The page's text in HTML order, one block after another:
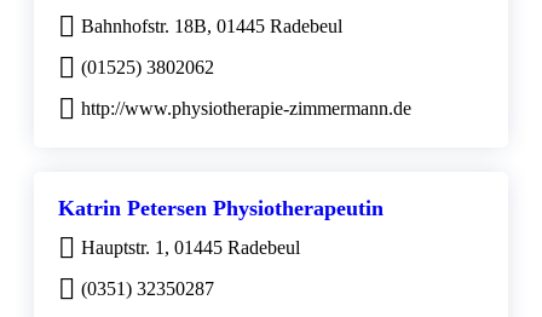
Bahnhofstr. 18B, 01445 Radebeul
(01525) 3802062
http://www.physiotherapie-zimmermann.de
Katrin Petersen Physiotherapeutin
Hauptstr. 1, 01445 Radebeul
(0351) 32350287